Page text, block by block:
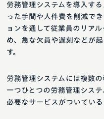
労務管理システムを導入す
った手間や人件費を削減で
ョンを通して従業員のリア
め、急な欠員や遅刻などが
す。
労務管理システムには複数
一つひとつの労務管理シス
必要なサービスがついている